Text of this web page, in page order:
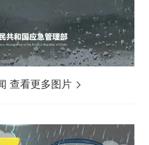
查看更多图片